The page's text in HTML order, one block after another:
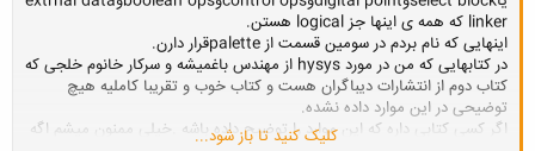
linker که همه ی اینها جز logical هستن.
اینهایی که نام بردم در سومین قسمت از paletteقرار دارن.
در کتابهایی که من در مورد hysys از مهندس باغمیشه و سرکار خانوم خلجی که
کتاب دوم از انتشارات دیباگران هست و کتاب خوب و تقریبا کاملیه هیچ
توضیحی در این موارد داده نشده.
اگر کسی کتابی داره که این موارد را توضیح داده باشه .خیلی ممنون میشم اگه
کلیک کنید تا باز شود...